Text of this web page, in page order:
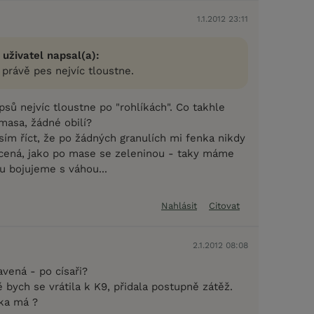
1.1.2012 23:11
uživatel napsal(a):
právě pes nejvíc tloustne.
nejvíc tloustne po "rohlíkách". Co takhle
žádné obilí?
říct, že po žádných granulích mi fenka nikdy
jako po mase se zeleninou - taky máme
bojujeme s váhou...
Nahlásit Citovat
2.1.2012 08:08
- po císaři?
bych se vrátila k K9, přidala postupně zátěž.
má ?